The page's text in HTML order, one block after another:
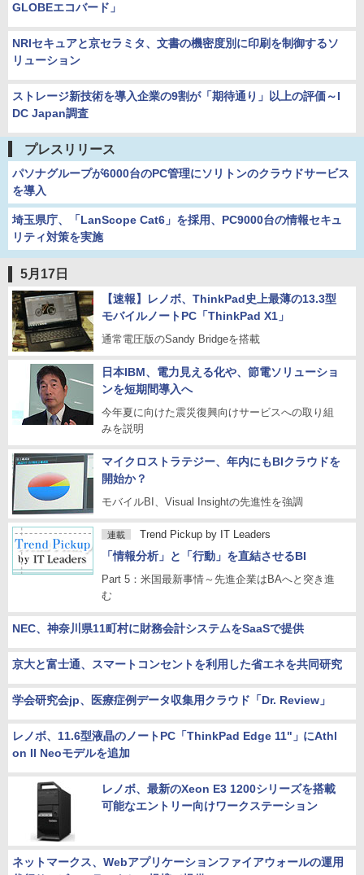
GLOBEエコバード」
NRIセキュアと京セラミタ、文書の機密度別に印刷を制御するソ
リューション
ストレージ新技術を導入企業の9割が「期待通り」以上の評価～I
DC Japan調査
プレスリリース
パソナグループが6000台のPC管理にソリトンのクラウドサービス
を導入
埼玉県庁、「LanScope Cat6」を採用、PC9000台の情報セキュ
リティ対策を実施
5月17日
【速報】レノボ、ThinkPad史上最薄の13.3型
モバイルノートPC「ThinkPad X1」
通常電圧版のSandy Bridgeを搭載
日本IBM、電力見える化や、節電ソリューショ
ンを短期間導入へ
今年夏に向けた震災復興向けサービスへの取り組
みを説明
マイクロストラテジー、年内にもBIクラウドを
開始か？
モバイルBI、Visual Insightの先進性を強調
連載 Trend Pickup by IT Leaders
「情報分析」と「行動」を直結させるBI
Part 5：米国最新事情～先進企業はBAへと突き進
む
NEC、神奈川県11町村に財務会計システムをSaaSで提供
京大と富士通、スマートコンセントを利用した省エネを共同研究
学会研究会jp、医療症例データ収集用クラウド「Dr. Review」
レノボ、11.6型液晶のノートPC「ThinkPad Edge 11"」にAthl
on II Neoモデルを追加
レノボ、最新のXeon E3 1200シリーズを搭載
可能なエントリー向けワークステーション
ネットマークス、Webアプリケーションファイアウォールの運用